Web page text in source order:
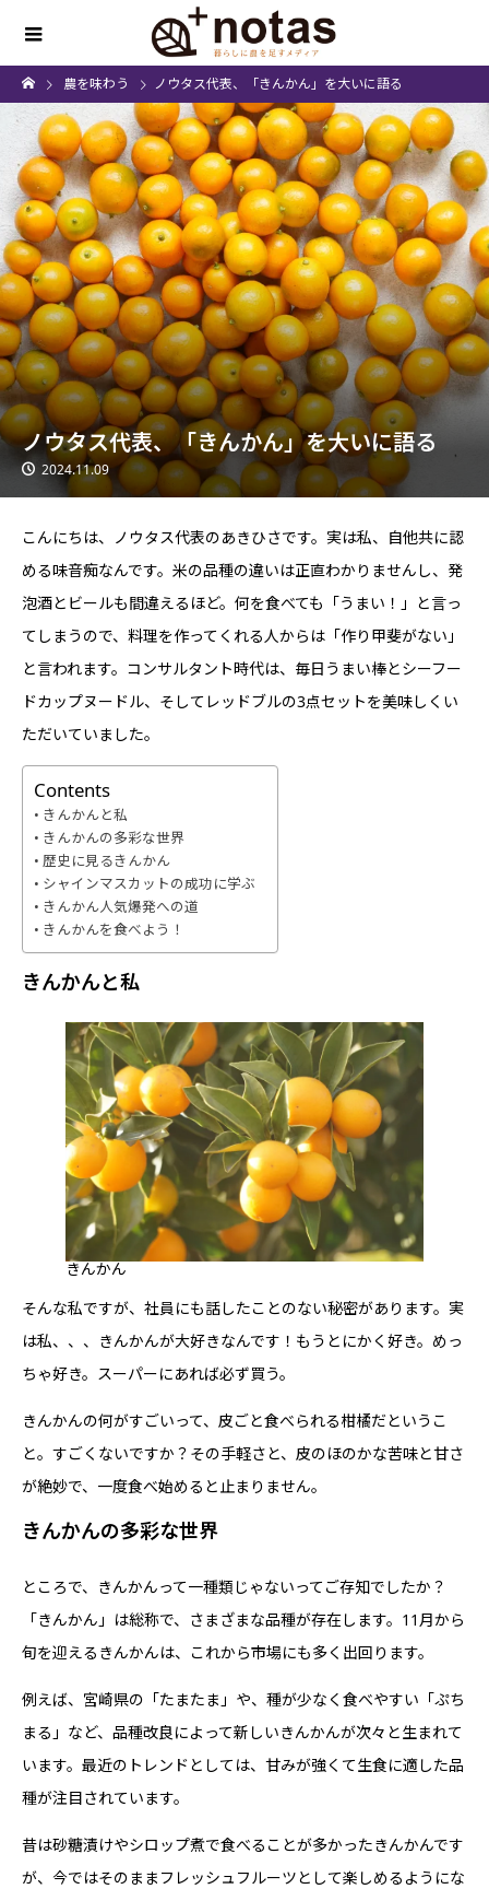
農を味わう ノウタス代表、「きんかん」を大いに語る
ノウタス代表、「きんかん」を大いに語る
2024.11.09
こんにちは、ノウタス代表のあきひさです。実は私、自他共に認
める味音痴なんです。米の品種の違いは正直わかりませんし、発
泡酒とビールも間違えるほど。何を食べても「うまい！」と言っ
てしまうので、料理を作ってくれる人からは「作り甲斐がない」
と言われます。コンサルタント時代は、毎日うまい棒とシーフー
ドカップヌードル、そしてレッドブルの3点セットを美味しくい
ただいていました。
Contents
きんかんと私
きんかんの多彩な世界
歴史に見るきんかん
シャインマスカットの成功に学ぶ
きんかん人気爆発への道
きんかんを食べよう！
きんかんと私
きんかん
そんな私ですが、社員にも話したことのない秘密があります。実
は私、、、きんかんが大好きなんです！もうとにかく好き。めっ
ちゃ好き。スーパーにあれば必ず買う。
きんかんの何がすごいって、皮ごと食べられる柑橘だというこ
と。すごくないですか？その手軽さと、皮のほのかな苦味と甘さ
が絶妙で、一度食べ始めると止まりません。
きんかんの多彩な世界
ところで、きんかんって一種類じゃないってご存知でしたか？
「きんかん」は総称で、さまざまな品種が存在します。11月から
旬を迎えるきんかんは、これから市場にも多く出回ります。
例えば、宮崎県の「たまたま」や、種が少なく食べやすい「ぷち
まる」など、品種改良によって新しいきんかんが次々と生まれて
います。最近のトレンドとしては、甘みが強くて生食に適した品
種が注目されています。
昔は砂糖漬けやシロップ煮で食べることが多かったきんかんです
が、今ではそのままフレッシュフルーツとして楽しめるようにな